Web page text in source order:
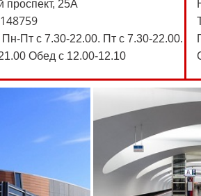
проспект, 25А
Пт с 7.30-22.00. Пт с 7.30-22.00.
Обед с 12.00-12.10